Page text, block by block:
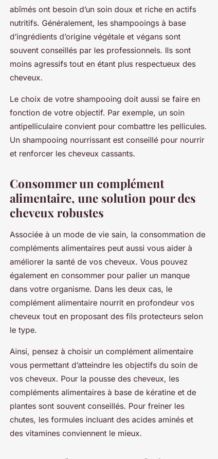
abîmés ont besoin d’un soin doux et riche en actifs
nutritifs. Généralement, les shampooings à base
d’ingrédients d’origine végétale et végans sont
souvent conseillés par les professionnels. Ils sont
moins agressifs tout en étant plus respectueux des
cheveux.
Le choix de votre shampooing doit aussi se faire en
fonction de votre objectif. Par exemple, un soin
antipelliculaire convient pour combattre les pellicules.
Un shampooing nourrissant est conseillé pour nourrir
et renforcer les cheveux cassants.
Consommer un complément
alimentaire, une solution pour des
cheveux robustes
Associée à un mode de vie sain, la consommation de
compléments alimentaires peut aussi vous aider à
améliorer la santé de vos cheveux. Vous pouvez
également en consommer pour palier un manque
dans votre organisme. Dans les deux cas, le
complément alimentaire nourrit en profondeur vos
cheveux tout en proposant des fils protecteurs selon
le type.
Ainsi, pensez à choisir un complément alimentaire
vous permettant d’atteindre les objectifs du soin de
vos cheveux. Pour la pousse des cheveux, les
compléments alimentaires à base de kératine et de
plantes sont souvent conseillés. Pour freiner les
chutes, les formules incluant des acides aminés et
des vitamines conviennent le mieux.